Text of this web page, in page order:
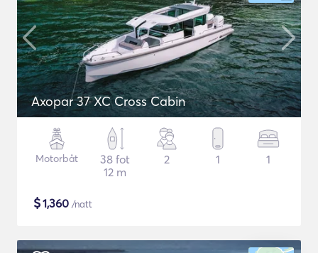
Axopar 37 XC Cross Cabin
Motorbåt
38 fot
12 m
2 1 1
$1,360 /natt